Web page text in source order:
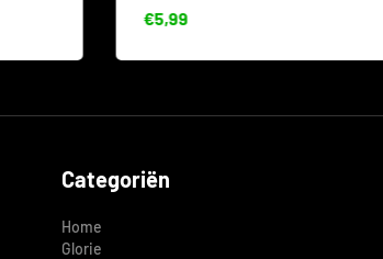
Categoriën
Home
Glorie